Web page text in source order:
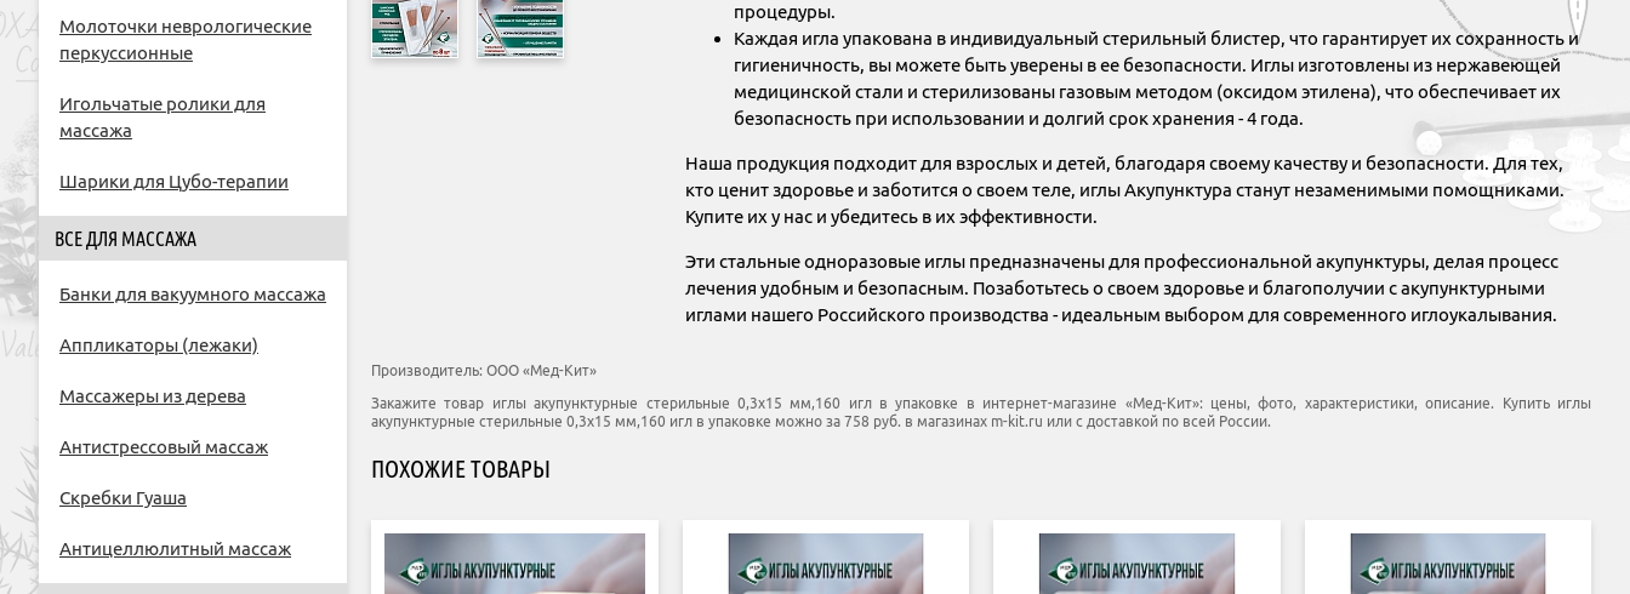
процедуры.
Каждая игла упакована в индивидуальный стерильный блистер, что гарантирует их сохранность и
гигиеничность, вы можете быть уверены в ее безопасности. Иглы изготовлены из нержавеющей
медицинской стали и стерилизованы газовым методом (оксидом этилена), что обеспечивает их
безопасность при использовании и долгий срок хранения - 4 года.
Наша продукция подходит для взрослых и детей, благодаря своему качеству и безопасности. Для тех,
кто ценит здоровье и заботится о своем теле, иглы Акупунктура станут незаменимыми помощниками.
Купите их у нас и убедитесь в их эффективности.
Эти стальные одноразовые иглы предназначены для профессиональной акупунктуры, делая процесс
лечения удобным и безопасным. Позаботьтесь о своем здоровье и благополучии с акупунктурными
иглами нашего Российского производства - идеальным выбором для современного иглоукалывания.
Производитель: ООО «Мед-Кит»
Закажите товар иглы акупунктурные стерильные 0,3х15 мм,160 игл в упаковке в интернет-магазине «Мед-Кит»: цены, фото, характеристики, описание. Купить иглы
акупунктурные стерильные 0,3х15 мм,160 игл в упаковке можно за 758 руб. в магазинах m-kit.ru или с доставкой по всей России.
ПОХОЖИЕ ТОВАРЫ
Молоточки неврологические
перкуссионные
Игольчатые ролики для
массажа
Шарики для Цубо-терапии
ВСЕ ДЛЯ МАССАЖА
Банки для вакуумного массажа
Аппликаторы (лежаки)
Массажеры из дерева
Антистрессовый массаж
Скребки Гуаша
Антицеллюлитный массаж